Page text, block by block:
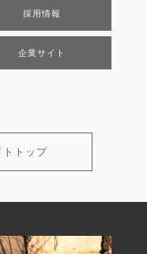
採用情報
企業サイト
トトップ